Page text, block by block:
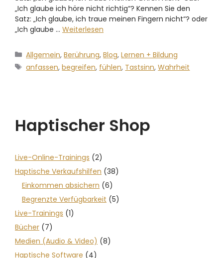
„Ich glaube ich höre nicht richtig“? Kennen Sie den
Satz: „Ich glaube, ich traue meinen Fingern nicht“? oder
„Ich glaube … Weiterlesen
Allgemein,Berührung,Blog,Lernen + Bildung
anfassen,begreifen, fühlen, Tastsinn,Wahrheit
Haptischer Shop
Live-Online-Trainings (2)
Haptische Verkaufshilfen (38)
Einkommen absichern (6)
Begrenzte Verfügbarkeit (5)
Live-Trainings (1)
Bücher (7)
Medien (Audio & Video) (8)
Haptische Software (4)